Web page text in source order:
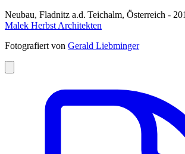
Neubau, Fladnitz a.d. Teichalm, Österreich -
Malek Herbst Architekten
Fotografiert von Gerald Liebminger